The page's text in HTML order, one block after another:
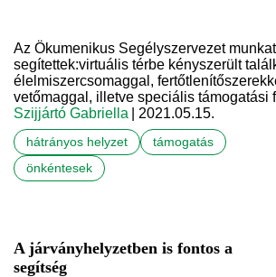
Az Ökumenikus Segélyszervezet
segítettek:virtuális térbe kényszerült
élelmiszercsomaggal,
vetőmaggal, illetve speciális támogatási
Szijjártó Gabriella
| 2021.05.15.
hátrányos helyzet
támogatás
önkéntesek
A járványhelyzetben is fontos a
segítség